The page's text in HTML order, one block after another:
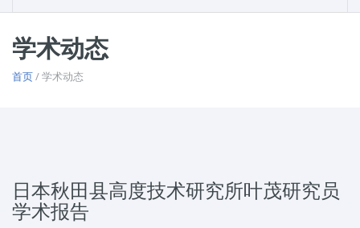
学术动态
首页/ 学术动态
日本秋田县高度技术研究所叶茂研究员
学术报告